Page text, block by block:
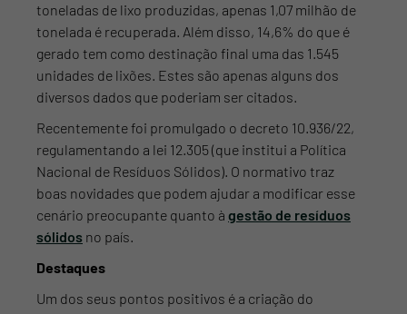
toneladas de lixo produzidas, apenas 1,07 milhão de
tonelada é recuperada. Além disso, 14,6% do que é
gerado tem como destinação final uma das 1.545
unidades de lixões. Estes são apenas alguns dos
diversos dados que poderiam ser citados.
Recentemente foi promulgado o decreto 10.936/22,
regulamentando a lei 12.305 (que institui a Política
Nacional de Resíduos Sólidos). O normativo traz
boas novidades que podem ajudar a modificar esse
cenário preocupante quanto à gestão de resíduos
sólidos no país.
Destaques
Um dos seus pontos positivos é a criação do